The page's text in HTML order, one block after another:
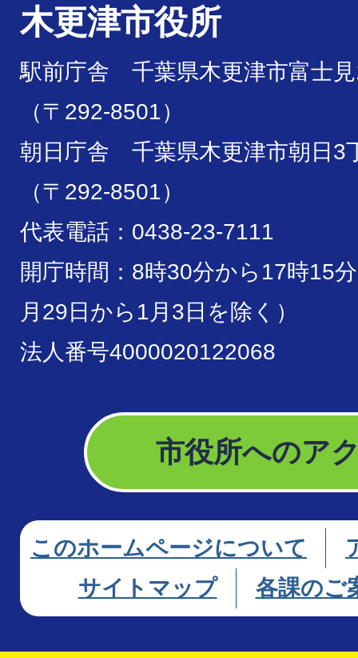
木更津市役所
駅前庁舎 千葉県木更津市富士
（〒292-8501）
朝日庁舎 千葉県木更津市朝日3
（〒292-8501）
代表電話：0438-23-7111
開庁時間：8時30分から17時15
月29日から1月3日を除く）
法人番号4000020122068
市役所へのア
このホームページについて
サイトマップ
各課のご